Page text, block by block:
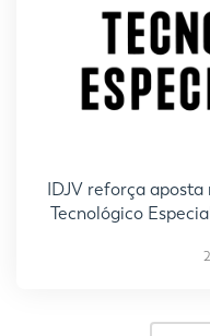
IDJV reforça
Tecnológico